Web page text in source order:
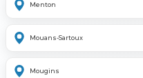
Menton
Mouans-Sartoux
Mougins